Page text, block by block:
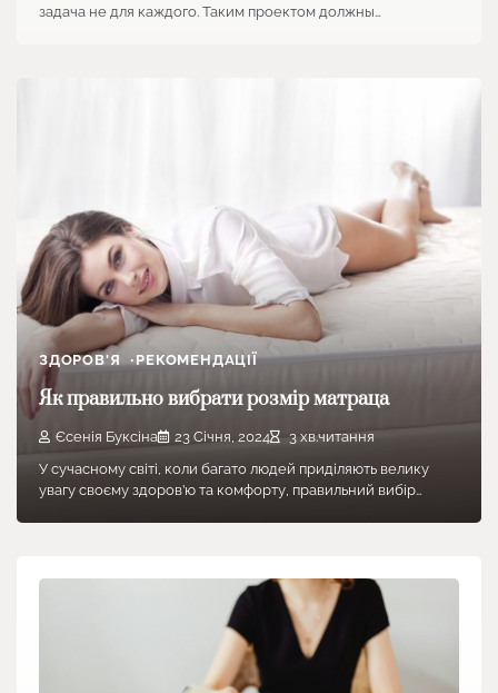
задача не для каждого. Таким проектом должны…
ЗДОРОВ'Я РЕКОМЕНДАЦІЇ
Як правильно вибрати розмір матраца
Єсенія Буксіна 23 Січня, 2024
3 хв.читання
У сучасному світі, коли багато людей приділяють велику
увагу своєму здоров’ю та комфорту, правильний вибір…